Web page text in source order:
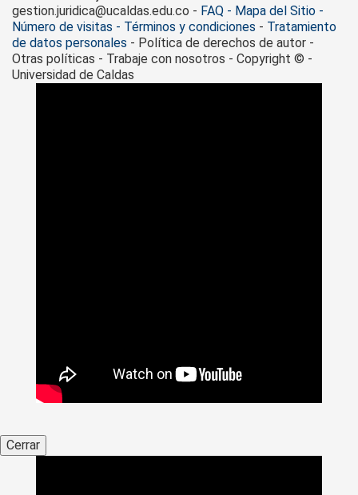
gestion.juridica@ucaldas.edu.co - FAQ - Mapa del Sitio -
Número de visitas - Términos y condiciones - Tratamiento
de datos personales - Política de derechos de autor -
Otras políticas - Trabaje con nosotros - Copyright © -
Universidad de Caldas
Cerrar